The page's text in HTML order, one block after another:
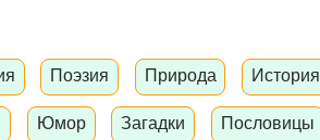
Поэзия Природа История
Юмор Загадки Пословицы